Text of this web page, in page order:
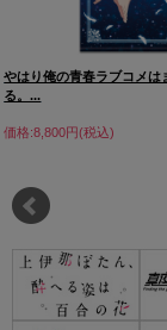
やはり俺の青春ラブコメは
る。...
価格:8,800円(税込)